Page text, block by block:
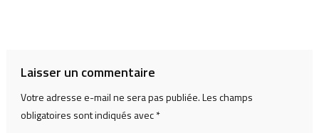
Laisser un commentaire
Votre adresse e-mail ne sera pas publiée.Les champs
obligatoires sont indiqués avec*